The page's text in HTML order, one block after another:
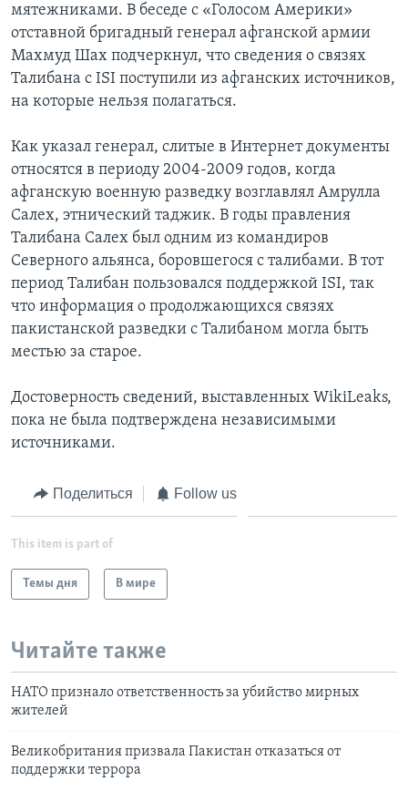
мятежниками. В беседе с «Голосом Америки»
отставной бригадный генерал афганской армии
Махмуд Шах подчеркнул, что сведения о связях
Талибана с ISI поступили из афганских источников,
на которые нельзя полагаться.
Как указал генерал, слитые в Интернет документы
относятся в периоду 2004-2009 годов, когда
афганскую военную разведку возглавлял Амрулла
Салех, этнический таджик. В годы правления
Талибана Салех был одним из командиров
Северного альянса, боровшегося с талибами. В тот
период Талибан пользовался поддержкой ISI, так
что информация о продолжающихся связях
пакистанской разведки с Талибаном могла быть
местью за старое.
Достоверность сведений, выставленных WikiLeaks,
пока не была подтверждена независимыми
источниками.
Поделиться Follow us
This item is part of
Темы дня В мире
Читайте также
НАТО признало ответственность за убийство мирных
жителей
Великобритания призвала Пакистан отказаться от
поддержки террора